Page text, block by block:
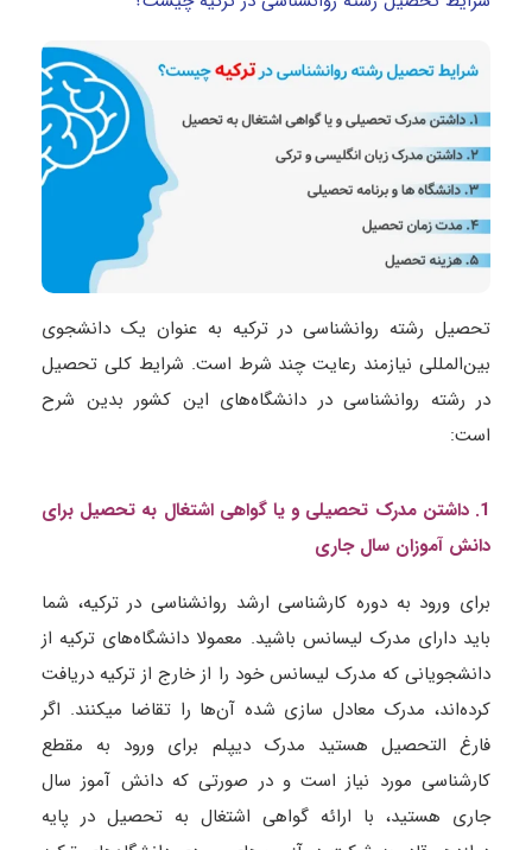
تحصیل رشته روانشناسی در ترکیه به عنوان یک دانشجوی
بین‌المللی نیازمند رعایت چند شرط است. شرایط کلی تحصیل
در رشته روانشناسی در دانشگاه‌های این کشور بدین شرح
است:
1. داشتن مدرک تحصیلی و یا گواهی اشتغال به تحصیل برای
دانش آموزان سال جاری
برای ورود به دوره کارشناسی ارشد روانشناسی در ترکیه، شما
باید دارای مدرک لیسانس باشید. معمولا دانشگاه‌های ترکیه از
دانشجویانی که مدرک لیسانس خود را از خارج از ترکیه دریافت
کرده‌اند، مدرک معادل سازی شده آن‌ها را تقاضا می­کنند. اگر
فارغ التحصیل هستید مدرک دیپلم برای ورود به مقطع
کارشناسی مورد نیاز است و در صورتی که دانش آموز سال
جاری هستید، با ارائه گواهی اشتغال به تحصیل در پایه